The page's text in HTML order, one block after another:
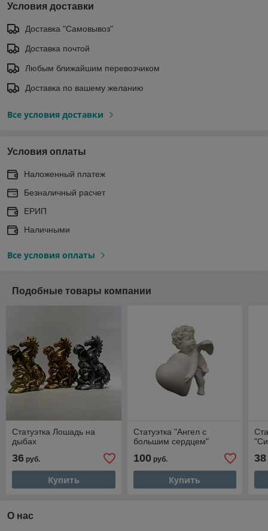
Условия доставки
Доставка "Самовывоз"
Доставка почтой
Любым ближайшим перевозчиком
Доставка по вашему желанию
Все условия доставки
Условия оплаты
Наложенный платеж
Безналичный расчет
ЕРИП
Наличными
Все условия оплаты
Подобные товары компании
Статуэтка Лошадь на
дыбах
36 руб.
Купить
Статуэтка "Ангел с
большим сердцем"
100руб.
Купить
38
О нас